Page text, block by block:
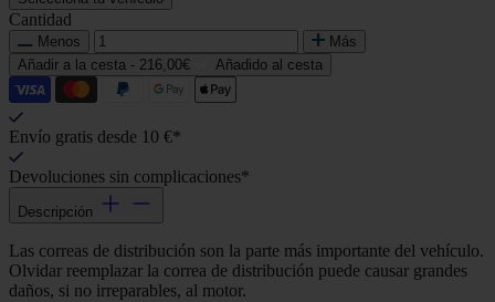
Cantidad
Menos
Más
Añadir a la cesta - 216,00€ Añadido al cesta
Envío gratis desde 10 €*
Devoluciones sin complicaciones*
Descripción
Las correas de distribución son la parte más importante del vehículo.
Olvidar reemplazar la correa de distribución puede causar grandes
daños, si no irreparables, al motor.